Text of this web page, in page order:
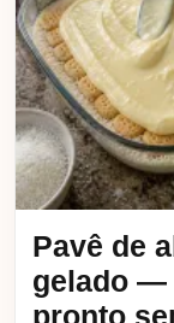
Pavê de
gelado —
pronto